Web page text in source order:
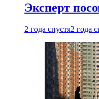
Эксперт
2 года спустя2 года